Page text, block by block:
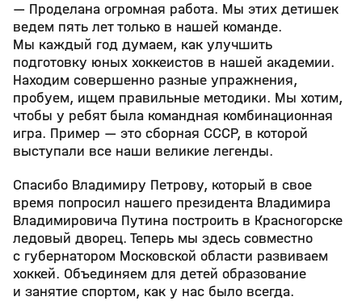
— Проделана огромная работа. Мы этих детишек
ведем пять лет только в нашей команде.
Мы каждый год думаем, как улучшить
подготовку юных хоккеистов в нашей академии.
Находим совершенно разные упражнения,
пробуем, ищем правильные методики. Мы хотим,
чтобы у ребят была командная комбинационная
игра. Пример — это сборная СССР, в которой
выступали все наши великие легенды.
Спасибо Владимиру Петрову, который в свое
время попросил нашего президента Владимира
Владимировича Путина построить в Красногорске
ледовый дворец. Теперь мы здесь совместно
с губернатором Московской области развиваем
хоккей. Объединяем для детей образование
и занятие спортом, как у нас было всегда.